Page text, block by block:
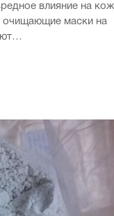
влияние на
очищающие маски на